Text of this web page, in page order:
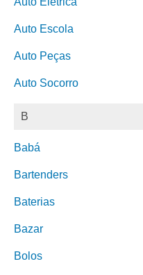
Auto Escola
Auto Peças
Auto Socorro
B
Babá
Bartenders
Baterias
Bazar
Bolos